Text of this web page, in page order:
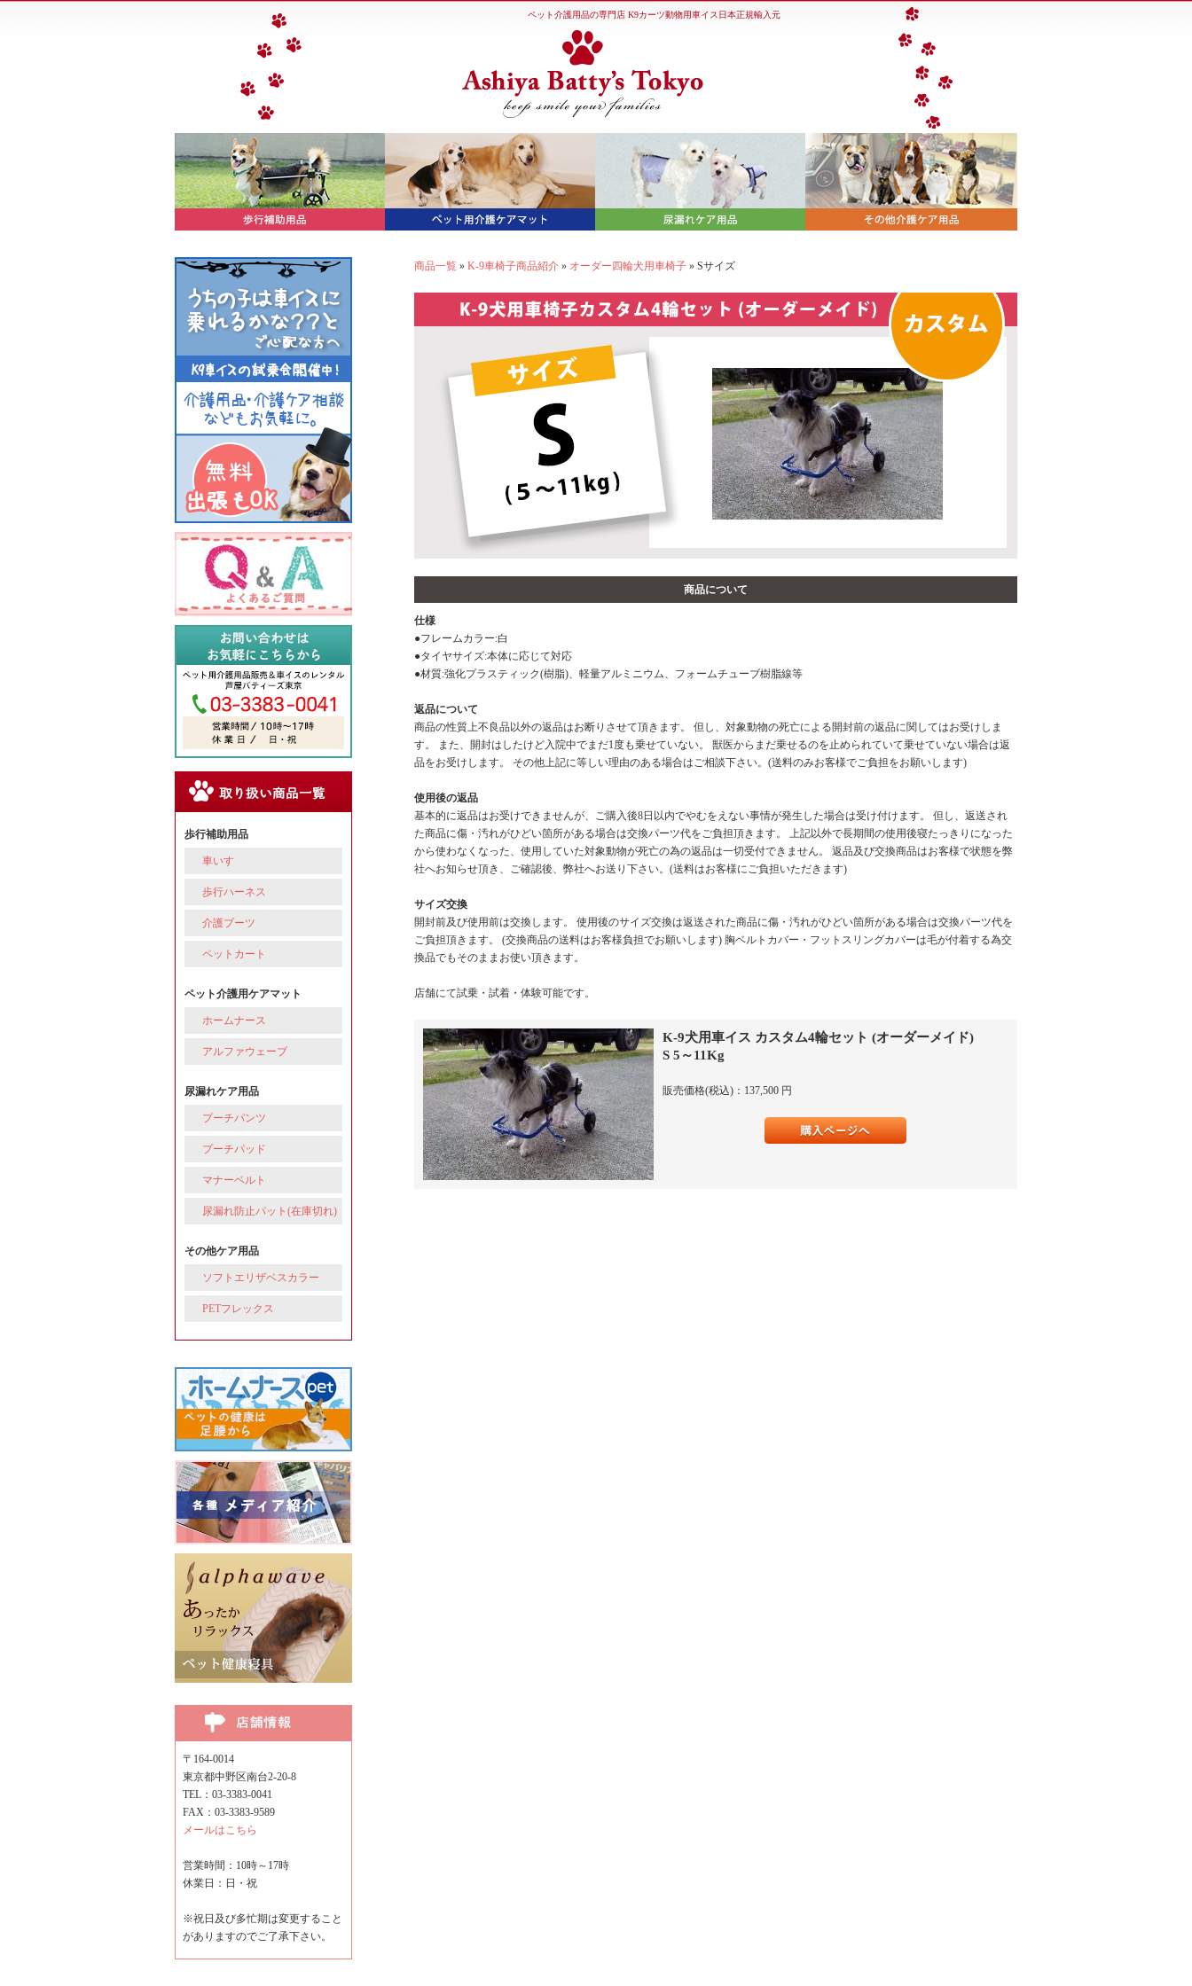
ペット介護用品の専門店 K9カーツ動物用車イス日本正規輸入元
歩行補助用品
車いす
歩行ハーネス
介護ブーツ
ペットカート
ペット介護用ケアマット
ホームナース
アルファウェーブ
尿漏れケア用品
プーチパンツ
プーチパッド
マナーベルト
尿漏れ防止パット(在庫切れ)
その他ケア用品
ソフトエリザベスカラー
PETフレックス
〒164-0014
東京都中野区南台2-20-8
TEL：03-3383-0041
FAX：03-3383-9589
メールはこちら
営業時間：10時～17時
休業日：日・祝
※祝日及び多忙期は変更すること
がありますのでご了承下さい。
商品一覧 » K-9車椅子商品紹介 » オーダー四輪犬用車椅子 » Sサイズ
商品について
仕様
●フレームカラー:白
●タイヤサイズ:本体に応じて対応
●材質:強化プラスティック(樹脂)、軽量アルミニウム、フォームチューブ樹脂線等
返品について
商品の性質上不良品以外の返品はお断りさせて頂きます。 但し、対象動物の死亡による開封前の返品に関してはお受けしま
す。 また、開封はしたけど入院中でまだ1度も乗せていない。 獣医からまだ乗せるのを止められていて乗せていない場合は返
品をお受けします。 その他上記に等しい理由のある場合はご相談下さい。(送料のみお客様でご負担をお願いします)
使用後の返品
基本的に返品はお受けできませんが、ご購入後8日以内でやむをえない事情が発生した場合は受け付けます。 但し、返送され
た商品に傷・汚れがひどい箇所がある場合は交換パーツ代をご負担頂きます。 上記以外で長期間の使用後寝たっきりになった
から使わなくなった、使用していた対象動物が死亡の為の返品は一切受付できません。 返品及び交換商品はお客様で状態を弊
社へお知らせ頂き、ご確認後、弊社へお送り下さい。(送料はお客様にご負担いただきます)
サイズ交換
開封前及び使用前は交換します。 使用後のサイズ交換は返送された商品に傷・汚れがひどい箇所がある場合は交換パーツ代を
ご負担頂きます。 (交換商品の送料はお客様負担でお願いします) 胸ベルトカバー・フットスリングカバーは毛が付着する為交
換品でもそのままお使い頂きます。
店舗にて試乗・試着・体験可能です。
K-9犬用車イス カスタム4輪セット (オーダーメイド)
S 5～11Kg
販売価格(税込)：137,500 円